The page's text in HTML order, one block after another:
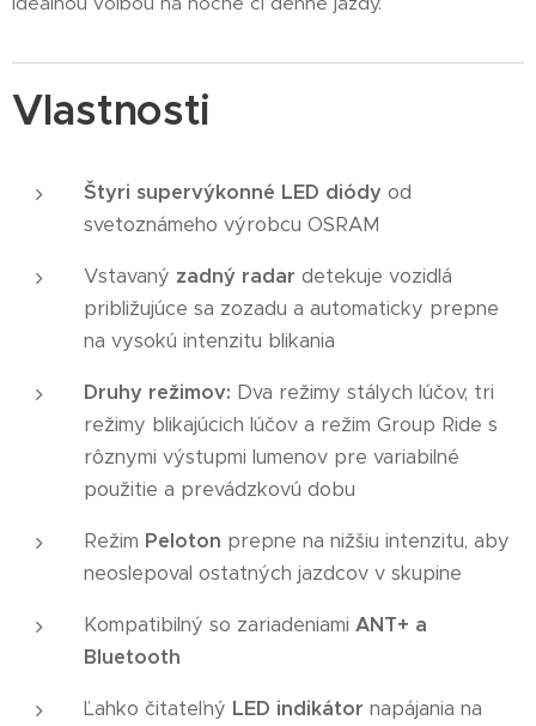
Vlastnosti
Štyri supervýkonné LED diódy od
svetoznámeho výrobcu OSRAM
Vstavaný zadný radar detekuje vozidlá
približujúce sa zozadu a automaticky prepne
na vysokú intenzitu blikania
Druhy režimov: Dva režimy stálych lúčov, tri
režimy blikajúcich lúčov a režim Group Ride s
rôznymi výstupmi lumenov pre variabilné
použitie a prevádzkovú dobu
Režim Peloton prepne na nižšiu intenzitu, aby
neoslepoval ostatných jazdcov v skupine
Kompatibilný so zariadeniami ANT+ a
Bluetooth
Ľahko čitateľný LED indikátor napájania na